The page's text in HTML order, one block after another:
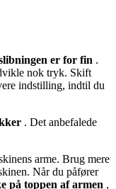
er for fin .
nok tryk. Skift
indstilling, indtil du
. Det anbefalede
arme. Brug mere
Når du påfører
på toppen af armen ,